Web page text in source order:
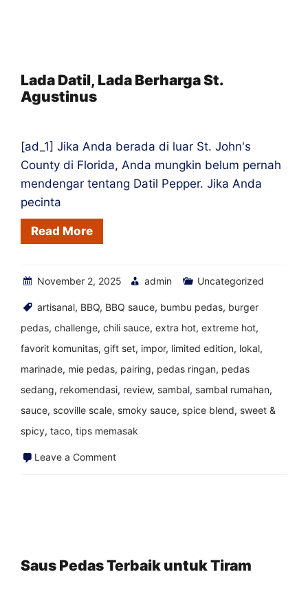
Saya
Lada Datil, Lada Berharga St.
Agustinus
[ad_1] Jika Anda berada di luar St. John's
County di Florida, Anda mungkin belum pernah
mendengar tentang Datil Pepper. Jika Anda
pecinta
Read More
November 2, 2025 admin Uncategorized
artisanal, BBQ, BBQ sauce, bumbu pedas, burger
pedas, challenge, chili sauce, extra hot, extreme hot,
favorit komunitas, gift set, impor, limited edition, lokal,
marinade, mie pedas, pairing, pedas ringan, pedas
sedang, rekomendasi, review, sambal, sambal rumahan,
sauce, scoville scale, smoky sauce, spice blend, sweet &
spicy, taco, tips memasak
Leave a Commenton
St.
Saus Pedas Terbaik untuk Tiram